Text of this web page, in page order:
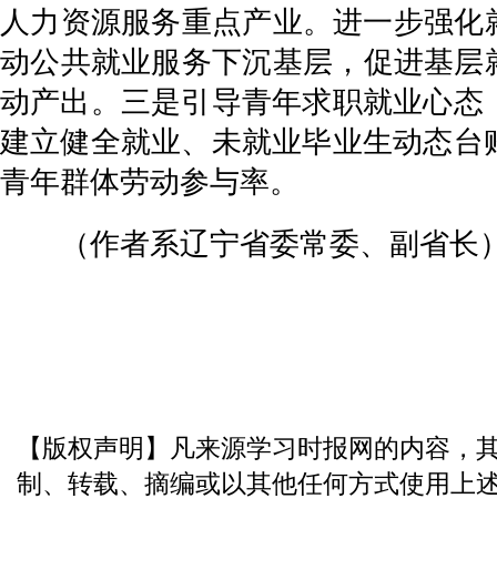
人力资源服务重点产业。进一步强
动公共就业服务下沉基层，促进基
动产出。三是引导青年求职就业心
建立健全就业、未就业毕业生动态
青年群体劳动参与率。
（作者系辽宁省委常委、副省长
【版权声明】凡来源学习时报网的内容
制、转载、摘编或以其他任何方式使用上